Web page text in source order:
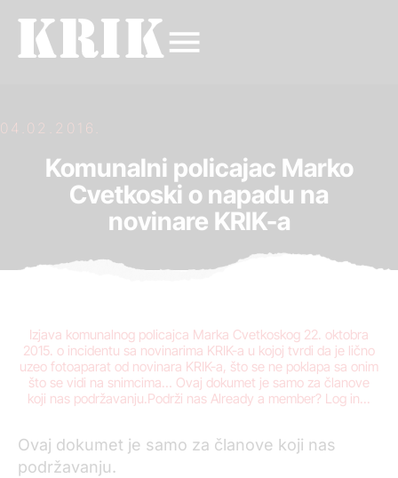
04.02.2016.
Komunalni policajac Marko
Cvetkoski o napadu na
novinare KRIK-a
Izjava komunalnog policajca Marka Cvetkoskog 22. oktobra
2015. o incidentu sa novinarima KRIK-a u kojoj tvrdi da je lično
uzeo fotoaparat od novinara KRIK-a, što se ne poklapa sa onim
što se vidi na snimcima… Ovaj dokumet je samo za članove
koji nas podržavanju.Podrži nas Already a member? Log in...
Ovaj dokumet je samo za članove koji nas
podržavanju.